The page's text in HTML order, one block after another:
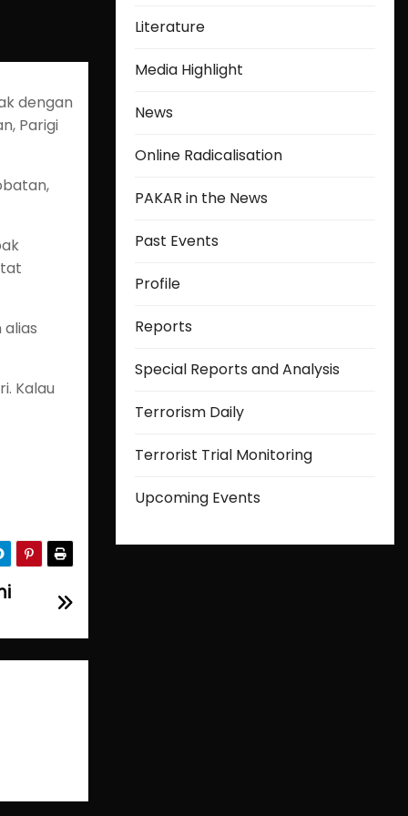
dengan
Parigi
Kalau
Literature
Media Highlight
News
Online Radicalisation
PAKAR in the News
Past Events
Profile
Reports
Special Reports and Analysis
Terrorism Daily
Terrorist Trial Monitoring
Upcoming Events